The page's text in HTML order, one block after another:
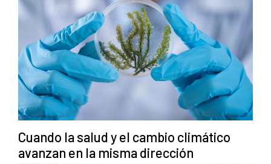
Cuando la salud y el cambio climático
avanzan en la misma dirección